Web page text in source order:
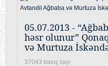
05.07.2013 -
həsr olunur”
və Murtuza
37043 baxış sayı